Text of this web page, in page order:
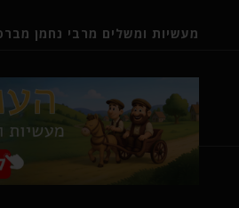
מעשיות ומשלים מרבי נחמן